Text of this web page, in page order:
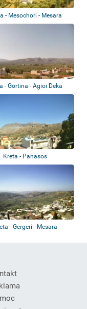
- Mesochori - Mesara
- Gortina - Agioi Deka
Kreta - Panasos
- Gergeri - Mesara